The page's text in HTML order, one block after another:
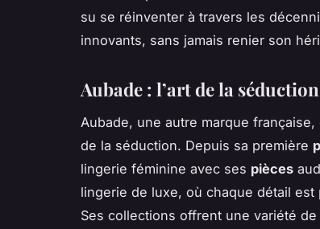
su se réinventer à travers les
innovants, sans jamais renier son
Aubade : l’art de la séduction
Aubade, une autre marque
de la séduction. Depuis sa première
lingerie féminine avec ses pièces
lingerie de luxe, où chaque détail
Ses collections offrent une variété